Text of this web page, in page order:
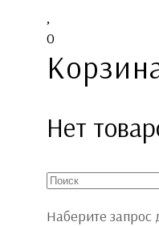
0
Нет
Наберите запрос